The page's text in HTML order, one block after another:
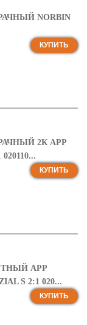
NORBIN
КУПИТЬ
2К APP
КУПИТЬ
APP
S 2:1 020...
КУПИТЬ